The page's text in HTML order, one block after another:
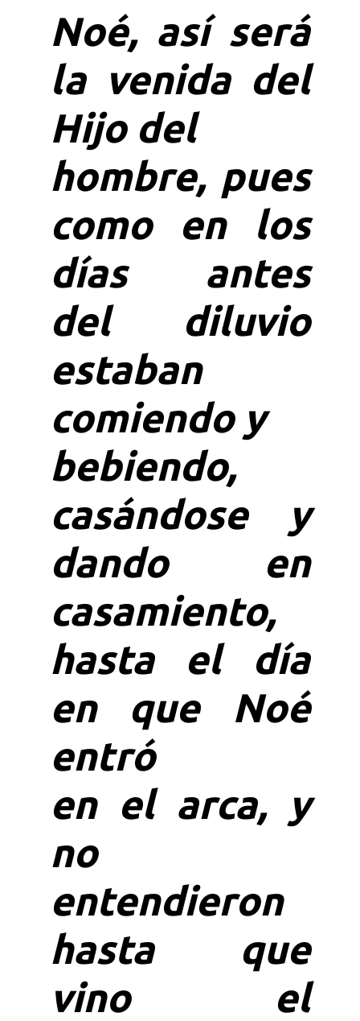
Noé, así será
la venida del
Hijo del
hombre, pues
como en los
días antes
del diluvio
estaban
comiendo y
bebiendo,
casándose y
dando en
casamiento,
hasta el día
en que Noé
entró
en el arca, y
no
entendieron
hasta que
vino el